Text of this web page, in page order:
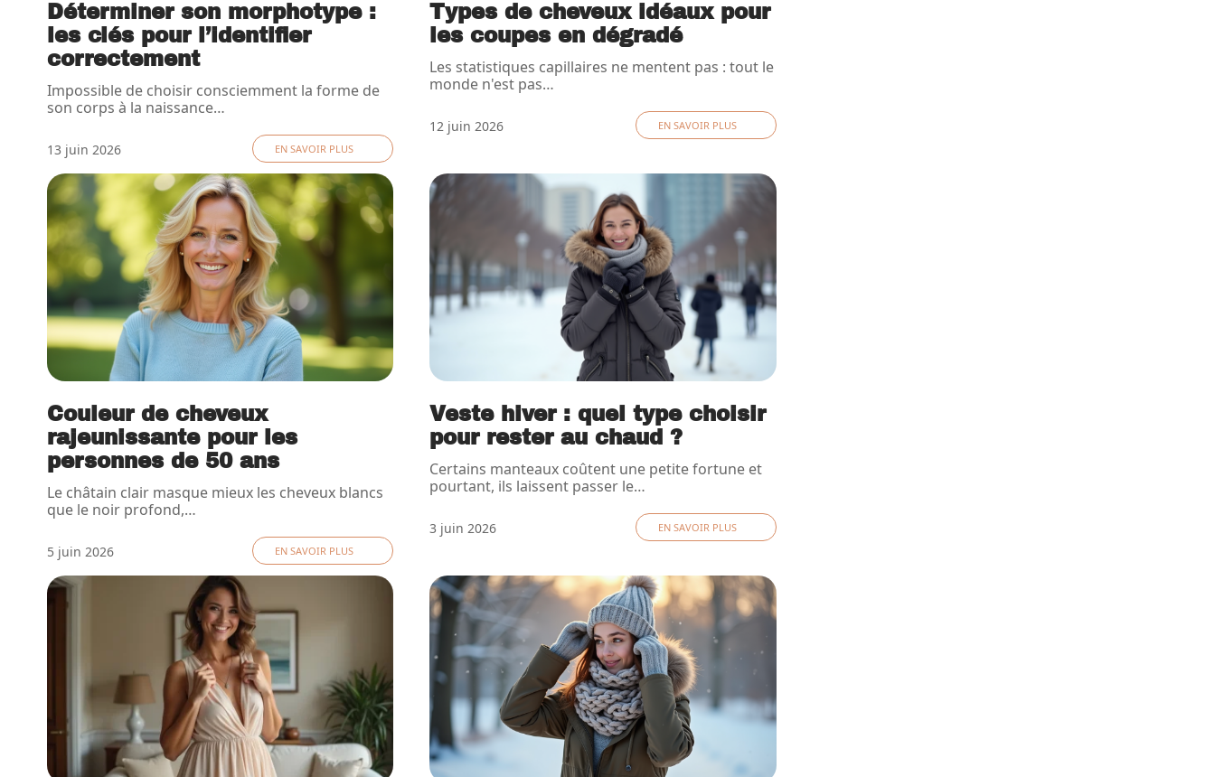
Déterminer son morphotype :
les clés pour l’identifier
correctement
Impossible de choisir consciemment la forme de
son corps à la naissance…
13 juin 2026 EN SAVOIR PLUS
Types de cheveux idéaux pour
les coupes en dégradé
Les statistiques capillaires ne mentent pas : tout le
monde n'est pas…
12 juin 2026 EN SAVOIR PLUS
Couleur de cheveux
rajeunissante pour les
personnes de 50 ans
Le châtain clair masque mieux les cheveux blancs
que le noir profond,…
5 juin 2026 EN SAVOIR PLUS
Veste hiver : quel type choisir
pour rester au chaud ?
Certains manteaux coûtent une petite fortune et
pourtant, ils laissent passer le…
3 juin 2026 EN SAVOIR PLUS